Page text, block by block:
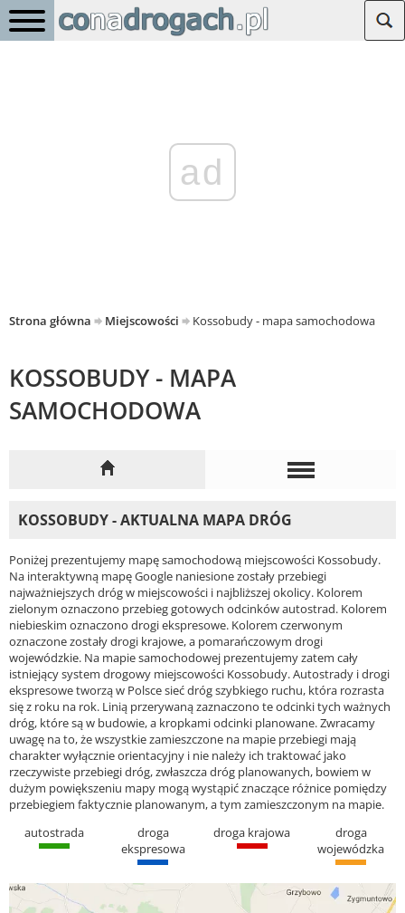
ad
Strona główna Miejscowości Kossobudy - mapa samochodowa
KOSSOBUDY - MAPA
SAMOCHODOWA
KOSSOBUDY - AKTUALNA MAPA DRÓG
Poniżej prezentujemy mapę samochodową miejscowości Kossobudy.
Na interaktywną mapę Google naniesione zostały przebiegi
najważniejszych dróg w miejscowości i najbliższej okolicy. Kolorem
zielonym oznaczono przebieg gotowych odcinków autostrad. Kolorem
niebieskim oznaczono drogi ekspresowe. Kolorem czerwonym
oznaczone zostały drogi krajowe, a pomarańczowym drogi
wojewódzkie. Na mapie samochodowej prezentujemy zatem cały
istniejący system drogowy miejscowości Kossobudy. Autostrady i drogi
ekspresowe tworzą w Polsce sieć dróg szybkiego ruchu, która rozrasta
się z roku na rok. Linią przerywaną zaznaczono te odcinki tych ważnych
dróg, które są w budowie, a kropkami odcinki planowane. Zwracamy
uwagę na to, że wszystkie zamieszczone na mapie przebiegi mają
charakter wyłącznie orientacyjny i nie należy ich traktować jako
rzeczywiste przebiegi dróg, zwłaszcza dróg planowanych, bowiem w
dużym powiększeniu mapy mogą wystąpić znaczące różnice pomiędzy
przebiegiem faktycznie planowanym, a tym zamieszczonym na mapie.
autostrada
droga
ekspresowa
droga krajowa
droga
wojewódzka